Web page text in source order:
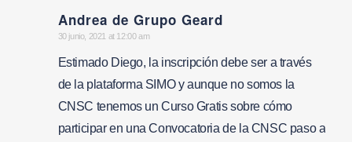
Andrea de Grupo Geard
says:
30 junio, 2021 at 12:00 am
Estimado Diego, la inscripción debe ser a través
de la plataforma SIMO y aunque no somos la
CNSC tenemos un Curso Gratis sobre cómo
participar en una Convocatoria de la CNSC paso a